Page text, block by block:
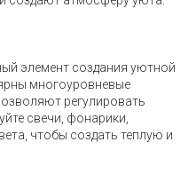
элемент создания уютной
многоуровневые
регулировать
свечи, фонарики,
чтобы создать теплую и